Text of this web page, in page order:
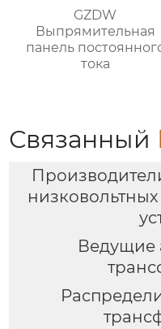
GZDW
Выпрямительная
панель
тока
Связанный
Ведущие